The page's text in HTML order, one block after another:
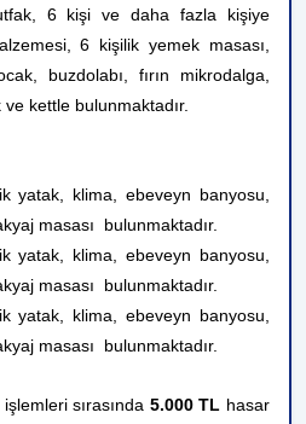
6 kişi ve daha fazla kişiye
6 kişilik yemek masası,
buzdolabı, fırın mikrodalga,
kettle bulunmaktadır.
yatak, klima, ebeveyn banyosu,
masası bulunmaktadır.
yatak, klima, ebeveyn banyosu,
masası bulunmaktadır.
yatak, klima, ebeveyn banyosu,
masası bulunmaktadır.
sırasında 5.000 TL hasar